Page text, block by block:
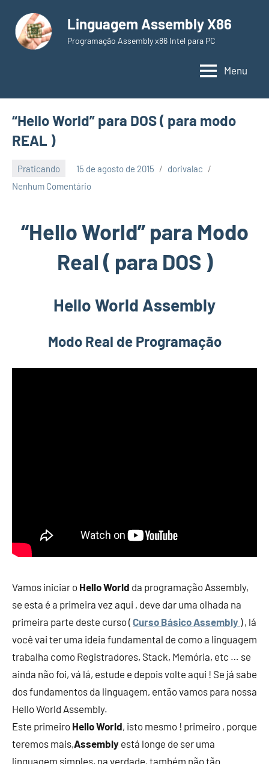
para
Linguagem Assembly X86
Programação Assembly x86 Intel para PC
Menu
“Hello World” para DOS ( para modo
REAL )
Praticando 15 de agosto de 2015
dorivalac
Nenhum Comentário
“Hello World” para Modo
Real ( para DOS )
Hello World Assembly
Modo Real de Programação
Vamos iniciar o Hello World da programação Assembly,
se esta é a primeira vez aqui , deve dar uma olhada na
primeira parte deste curso ( Curso Básico Assembly ) , lá
você vai ter uma ideia fundamental de como a linguagem
trabalha como Registradores, Stack, Memória, etc … se
ainda não foi, vá lá, estude e depois volte aqui ! Se já sabe
dos fundamentos da linguagem, então vamos para nossa
Hello World Assembly.
Este primeiro Hello World, isto mesmo ! primeiro , porque
teremos mais,Assembly está longe de ser uma
linguagem simples, na verdade, também não tão